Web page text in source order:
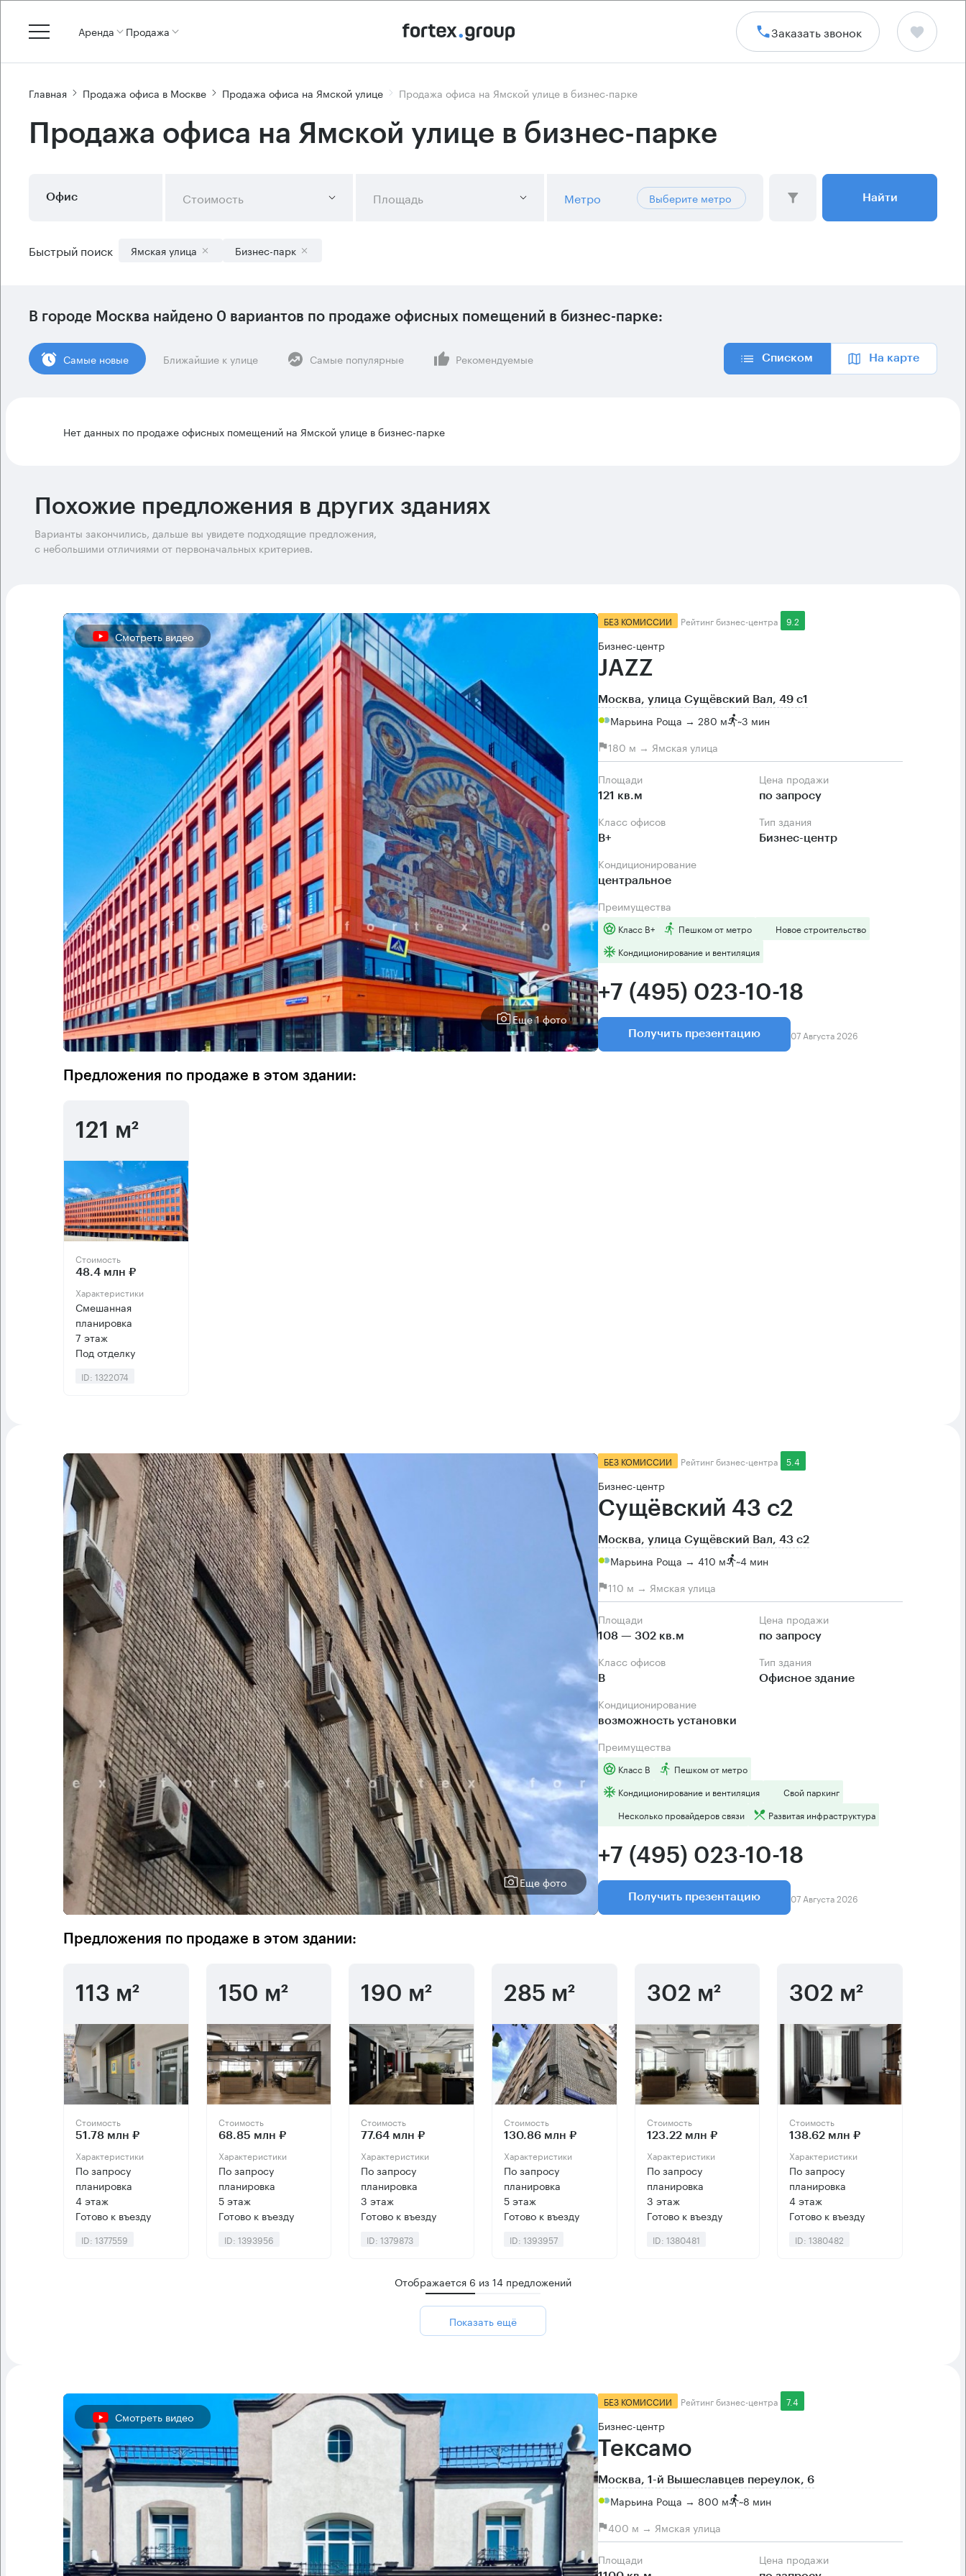
Аренда Продажа Заказать звонок
Главная Продажа офиса в Москве Продажа офиса на Ямской улице Продажа офиса на Ямской улице в бизнес-парке
Продажа офиса на Ямской улице в бизнес-парке
Офис Стоимость Площадь Метро Выберите метро Найти
Быстрый поиск Ямская улица Бизнес-парк
В городе Москва найдено 0 вариантов по продаже офисных помещений в бизнес-парке:
Cамые новые Ближайшие к улице Самые популярные Рекомендуемые Списком На карте
Нет данных по продаже офисных помещений на Ямской улице в бизнес-парке
Похожие предложения в других зданиях
Варианты закончились, дальше вы увидете подходящие предложения,
с небольшими отличиями от первоначальных критериев.
Смотреть видео
Еще 1 фото
БЕЗ КОМИССИИ Рейтинг бизнес-центра 9.2
Бизнес-центр
JAZZ
Москва, улица Сущёвский Вал, 49 с1
Марьина Роща → 280 м ~3 мин
180 м → Ямская улица
Площади
121 кв.м
Цена продажи
по запросу
Класс офисов
B+
Тип здания
Бизнес-центр
Кондиционирование
центральное
Преимущества
Класс B+ Пешком от метро
Новое строительство
Кондиционирование и вентиляция
+7 (495) 023-10-18
Получить презентацию 07 Августа 2026
Предложения по продаже в этом здании:
121 м²
Стоимость
48.4 млн ₽
Характеристики
Смешанная
планировка
7 этаж
Под отделку
ID: 1322074
Еще фото
БЕЗ КОМИССИИ Рейтинг бизнес-центра 5.4
Бизнес-центр
Сущёвский 43 с2
Москва, улица Сущёвский Вал, 43 с2
Марьина Роща → 410 м ~4 мин
110 м → Ямская улица
Площади
108 — 302 кв.м
Цена продажи
по запросу
Класс офисов
B
Тип здания
Офисное здание
Кондиционирование
возможность установки
Преимущества
Класс B
Пешком от метро
Кондиционирование и вентиляция
Свой паркинг
Несколько провайдеров связи
Развитая инфраструктура
+7 (495) 023-10-18
Получить презентацию 07 Августа 2026
Предложения по продаже в этом здании:
113 м²
Стоимость
51.78 млн ₽
Характеристики
По запросу
планировка
4 этаж
Готово к въезду
ID: 1377559
150 м²
Стоимость
68.85 млн ₽
Характеристики
По запросу
планировка
5 этаж
Готово к въезду
ID: 1393956
190 м²
Стоимость
77.64 млн ₽
Характеристики
По запросу
планировка
3 этаж
Готово к въезду
ID: 1379873
285 м²
Стоимость
130.86 млн ₽
Характеристики
По запросу
планировка
5 этаж
Готово к въезду
ID: 1393957
302 м²
Стоимость
123.22 млн ₽
Характеристики
По запросу
планировка
3 этаж
Готово к въезду
ID: 1380481
302 м²
Стоимость
138.62 млн ₽
Характеристики
По запросу
планировка
4 этаж
Готово к въезду
ID: 1380482
Отображается 6 из14 предложений
Показать ещё
Смотреть видео
БЕЗ КОМИССИИ Рейтинг бизнес-центра 7.4
Бизнес-центр
Тексамо
Москва, 1-й Вышеславцев переулок, 6
Марьина Роща → 800 м ~8 мин
400 м → Ямская улица
Площади Цена продажи